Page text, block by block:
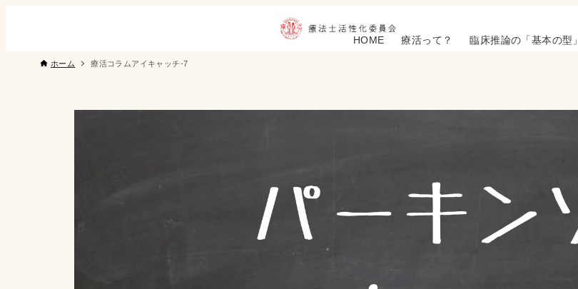
HOME 療活って？ 臨床推論の「基本の型」
ホーム 療活コラムアイキャッチ-7